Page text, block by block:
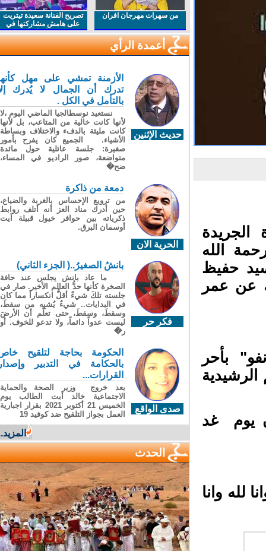
الله
حفيظ
عن عمر
بأحر
يوم غد
لله وانا
من سهرات مهرجان افران
تصريح الفنانة سعيدة تيتريت
على هامش مشاركتها في
مهرجان افران
أعمدة الرأي
حديث الإثنين
الأزمنة تمشي على مهل كأنها
تدرك أن الجمال لا يُدرك إلا
بالتأمل في الكل .
نستعيد نوسطالجيا الماضي اليوم ،لا
لأنها كانت خالية من المتاعب، بل لأنها
كانت مليئة بالدفء والاختلاف وبساطة
الأشياء. الجميع كان يفرح بأمور
صغيرة: جلسة عائلية حول مائدة
متواضعة، صور الراديو في المساء،
ضح�
الحرية الان
دمعة من ذاكرة
من ترويع الإحساس بالغربة والضياع،
حين أدرك مناد العز أنه أتلف روابط
ذكرياته بين حوافر خيول قبيلة آيت
أوسمان البرق.
فكر حر
بانشُ الصغيرُ..( الجزء الثاني)
ما عاد بانش يجلس عند حافة
الصخرة كأنها حدُّ العالم الأخير. صار في
جلسته تلكَ شيءٌ أقلُّ انكساراً مما كان
في البدايات.. شيءٌ يُشبِه من سقطَ،
وسقطَ، وسقطَ، حتى تعلّم أن الأرضَ
ليست عدواً دائماً، ولا تدعو للخوف. أو
ر�
صدى الواقع
الحكومة بحاجة لتلقيح خاص
بالحكامة في التدبير وإصدار
القرارات...
بعد خروج وزير الصحة والحماية
الاجتماعية خالد أبت الطالب يوم
الخميس 21 أكتوبر 2021 بقرار اجبارية
العمل بجواز التلقيح ضد كوفيد 19
المزيد...
الحدث